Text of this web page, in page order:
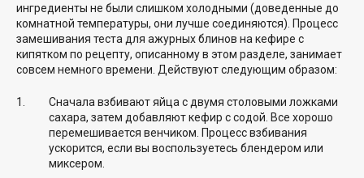
ингредиенты не были слишком холодными (доведенные до
комнатной температуры, они лучше соединяются). Процесс
замешивания теста для ажурных блинов на кефире с
кипятком по рецепту, описанному в этом разделе, занимает
совсем немного времени. Действуют следующим образом:
Сначала взбивают яйца с двумя столовыми ложками
сахара, затем добавляют кефир с содой. Все хорошо
перемешивается венчиком. Процесс взбивания
ускорится, если вы воспользуетесь блендером или
миксером.